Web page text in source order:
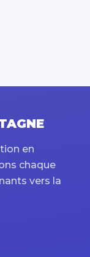
en
chaque
vers la